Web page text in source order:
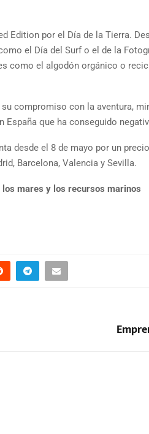
Edition por el Día de la Tierra.
el Día del Surf o el de la
como el algodón orgánico o
compromiso con la aventura,
que ha conseguido
desde el 8 de mayo por un
Barcelona, Valencia y Sevilla.
mares y los recursos marinos